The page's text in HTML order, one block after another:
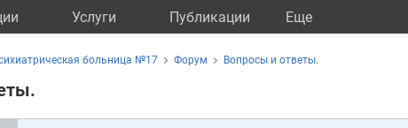
Услуги Публикации Eще
больница №17 Форум Вопросы и ответы.